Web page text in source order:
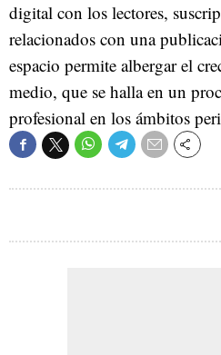
digital con los lectores,
relacionados con una
espacio permite albergar el
medio, que se halla en un
profesional en los ámbitos